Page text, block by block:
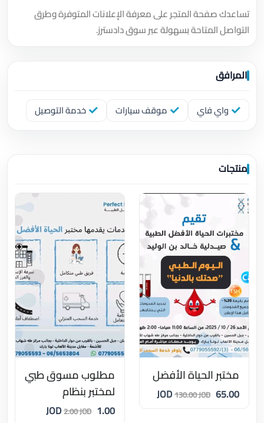
تساعدك صفحة المتجر على معرفة الإعلانات المتوفرة وطرق
التواصل المتاحة بسهولة عبر سوق دادسترز.
المرافق
واي فاي موقف سيارات خدمة التوصيل
منتجات
مختبر الحياة الأفضل
65.00 JOD
130.00 JOD
مطلوب مسوق طبي
لمختبر بنظام
العمولات
1.00 JOD
2.00 JOD